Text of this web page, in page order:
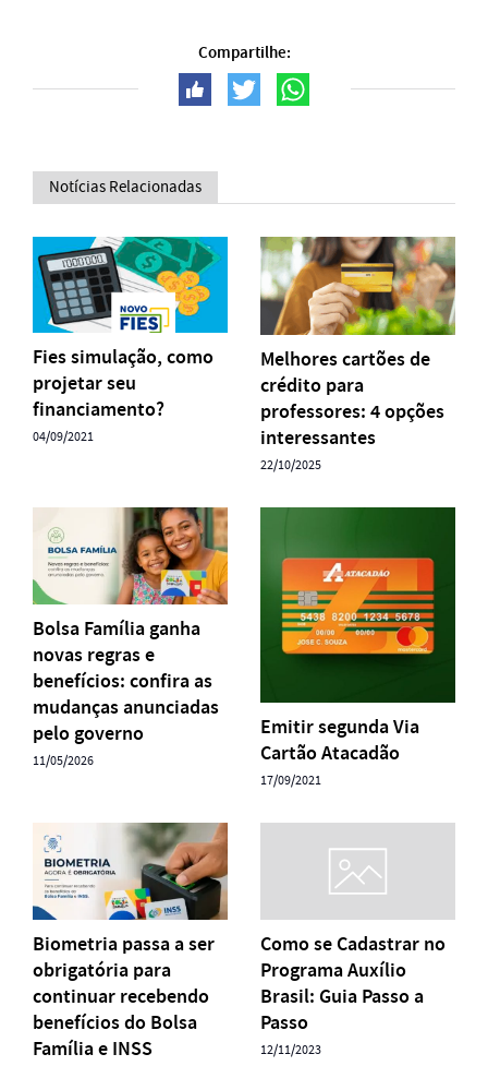
Compartilhe:
Notícias Relacionadas
Fies simulação, como
projetar seu
financiamento?
04/09/2021
Melhores cartões de
crédito para
professores: 4 opções
interessantes
22/10/2025
Bolsa Família ganha
novas regras e
benefícios: confira as
mudanças anunciadas
pelo governo
11/05/2026
Emitir segunda Via
Cartão Atacadão
17/09/2021
Biometria passa a ser
obrigatória para
continuar recebendo
benefícios do Bolsa
Família e INSS
Como se Cadastrar no
Programa Auxílio
Brasil: Guia Passo a
Passo
12/11/2023